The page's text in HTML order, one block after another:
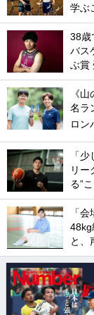
学ぶ
38歳
バス
ぶ賞
《
名ラ
ロン
「
リー
る”
「
48kg
と、